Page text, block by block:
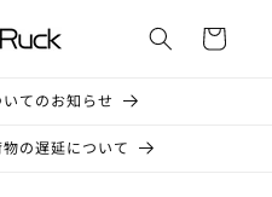
ー
てのお知らせ
の遅延について